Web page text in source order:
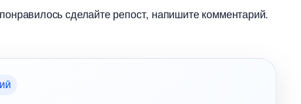
сделайте репост, напишите комментарий.